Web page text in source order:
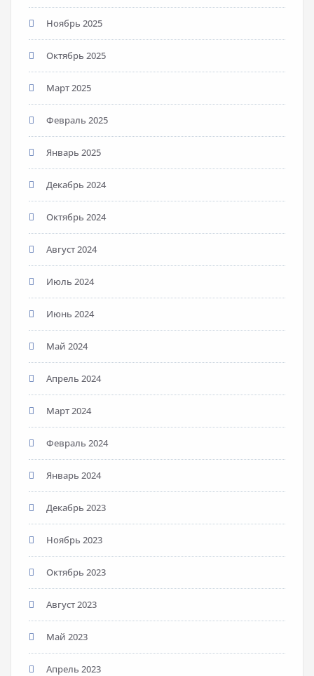
Ноябрь 2025
Октябрь 2025
Март 2025
Февраль 2025
Январь 2025
Декабрь 2024
Октябрь 2024
Август 2024
Июль 2024
Июнь 2024
Май 2024
Апрель 2024
Март 2024
Февраль 2024
Январь 2024
Декабрь 2023
Ноябрь 2023
Октябрь 2023
Август 2023
Май 2023
Апрель 2023